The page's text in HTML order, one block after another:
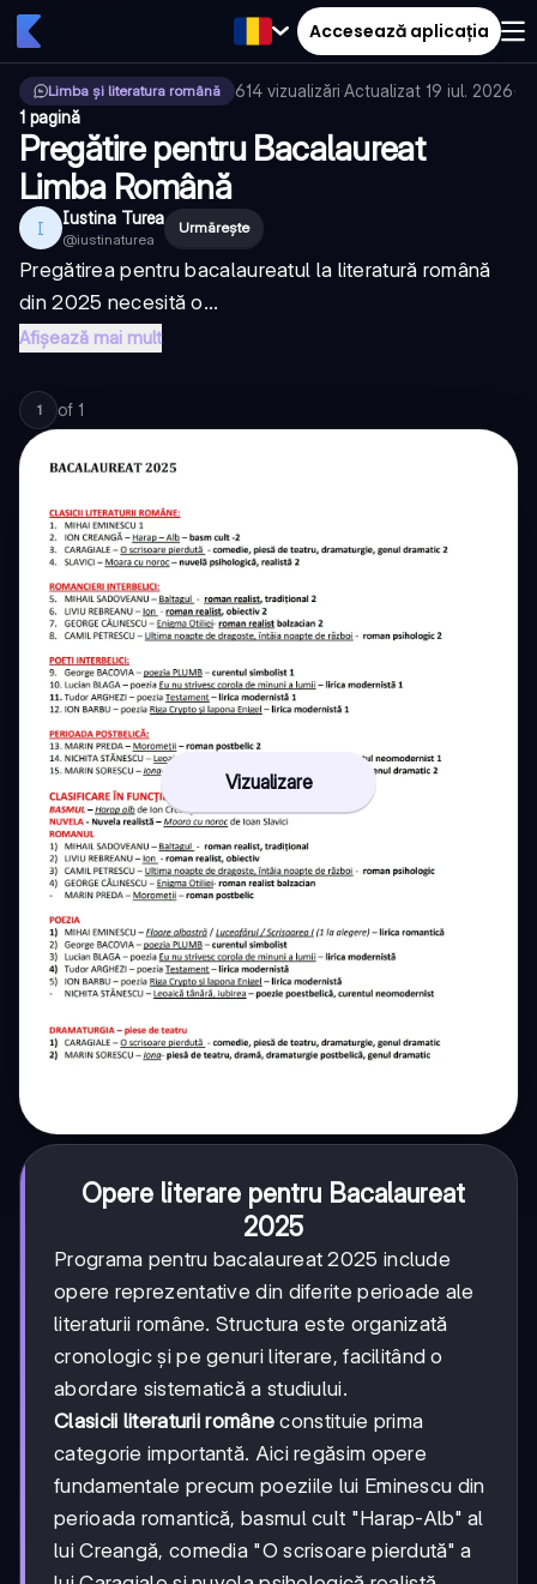
Accesează aplicația
Limba și literatura română 614 vizualizări·Actualizat 19 iul. 2026·
1 pagină
Pregătire pentru Bacalaureat
Limba Română
I Iustina Turea
@iustinaturea
Urmărește
Pregătirea pentru bacalaureatul la literatură română
din 2025 necesită o...
Afișează mai mult
1 of 1
Vizualizare
Opere literare pentru Bacalaureat
2025
Programa pentru bacalaureat 2025 include
opere reprezentative din diferite perioade ale
literaturii române. Structura este organizată
cronologic și pe genuri literare, facilitând o
abordare sistematică a studiului.
Clasicii literaturii române constituie prima
categorie importantă. Aici regăsim opere
fundamentale precum poeziile lui Eminescu din
perioada romantică, basmul cult "Harap-Alb" al
lui Creangă, comedia "O scrisoare pierdută" a